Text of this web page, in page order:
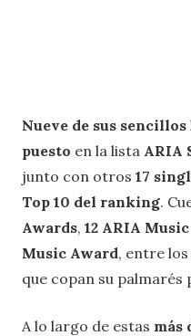
Nueve de sus sencillos
puesto en la lista ARIA
junto con otros 17
Top 10 del ranking.
Awards, 12 ARIA
Music Award, entre
que copan su palmarés
A lo largo de estas más